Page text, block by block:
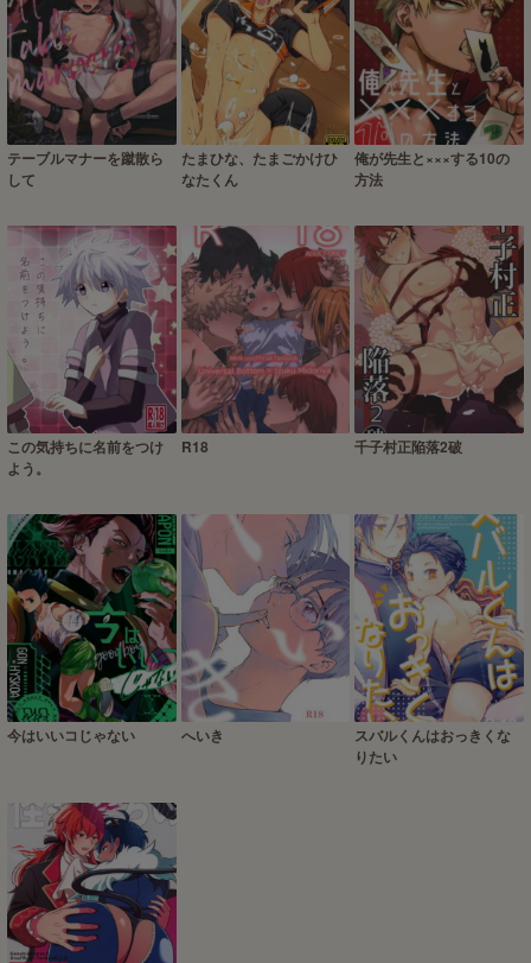
テーブルマナーを蹴散ら
して
たまひな、たまごかけひ
なたくん
俺が先生と×××する10の
方法
この気持ちに名前をつけ
よう。
R18 千子村正陥落2破
今はいいコじゃない へいき
スバルくんはおっきくな
りたい